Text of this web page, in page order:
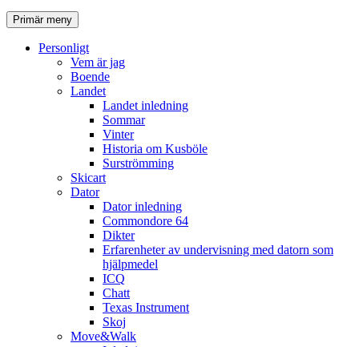
SökPrimär meny
Personligt
Vem är jag
Boende
Landet
Landet inledning
Sommar
Vinter
Historia om Kusböle
Surströmming
Skicart
Dator
Dator inledning
Commondore 64
Dikter
Erfarenheter av undervisning med datorn som
hjälpmedel
ICQ
Chatt
Texas Instrument
Skoj
Move&Walk